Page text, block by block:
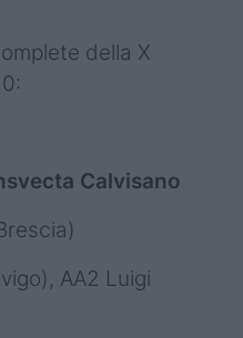
della X
Calvisano
AA2 Luigi